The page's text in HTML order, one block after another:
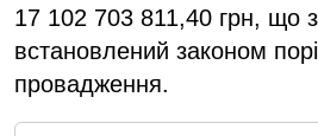
17 102 703 811,40 грн, що
встановлений законом
провадження.